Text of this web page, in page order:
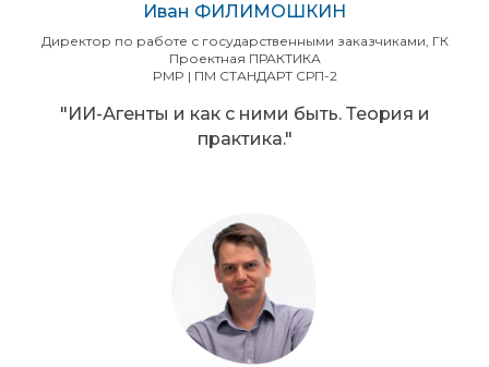
Иван ФИЛИМОШКИН
Директор по работе с государственными заказчиками, ГК
Проектная ПРАКТИКА
PMP | ПМ СТАНДАРТ СРП-2
"ИИ-Агенты и как с ними быть. Теория и
практика."